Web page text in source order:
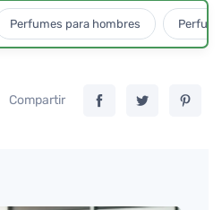
Perfumes para hombres
Compartir